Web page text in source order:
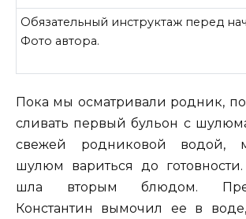
Обязательный инструктаж перед
Фото автора.
Пока мы осматривали родник,
сливать первый бульон с
свежей родниковой водой,
шулюм вариться до
шла вторым блюдом.
Константин вымочил ее в